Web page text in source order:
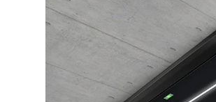
ZU